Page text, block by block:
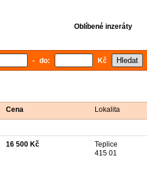
Oblíbené inzeráty
- do: Kč
Cena Lokalita
16 500 Kč
Teplice
415 01